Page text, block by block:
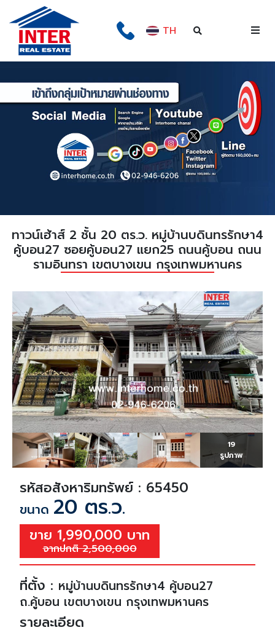
TH
ทาวน์เฮ้าส์ 2 ชั้น 20 ตร.ว. หมู่บ้านบดินทรรักษา4
คู้บอน27 ซอยคู้บอน27 แยก25 ถนนคู้บอน ถนน
รามอินทรา เขตบางเขน กรุงเทพมหานคร
19
รูปภาพ
รหัสอสังหาริมทรัพย์ : 65450
ขนาด 20 ตร.ว.
ขาย 1,990,000 บาท
จากปกติ 2,500,000
ที่ตั้ง : หมู่บ้านบดินทรรักษา4 คู้บอน27
ถ.คู้บอน เขตบางเขน กรุงเทพมหานคร
รายละเอียด